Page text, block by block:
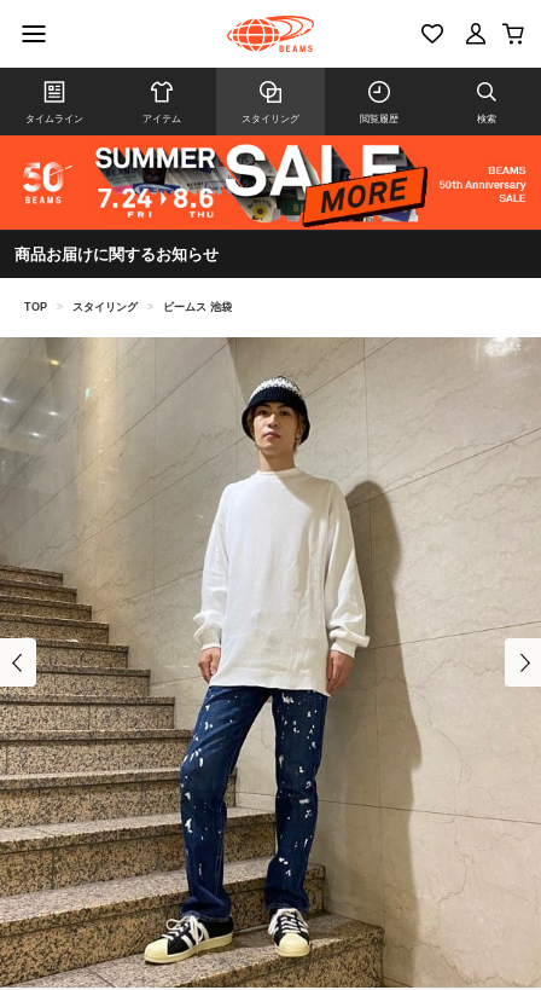
タイムライン アイテム スタイリング 閲覧履歴 検索
商品お届けに関するお知らせ
TOP > スタイリング > ビームス 池袋